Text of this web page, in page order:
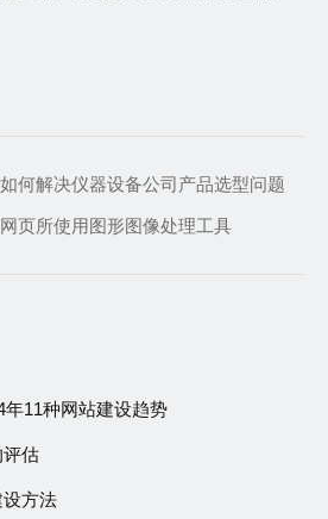
何解决仪器设备公司产品选型问题
页所使用图形图像处理工具
11种网站建设趋势
估
方法